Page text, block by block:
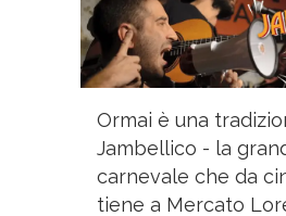
Ormai è una
Jambellico - la
carnevale che da
tiene a Mercato